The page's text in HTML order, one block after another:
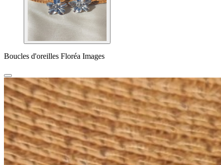
Boucles d'oreilles Floréa Images